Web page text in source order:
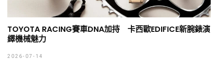
TOYOTA RACING賽車DNA加持 卡西歐EDIFICE新腕錶演
繹機械魅力
2026-07-14